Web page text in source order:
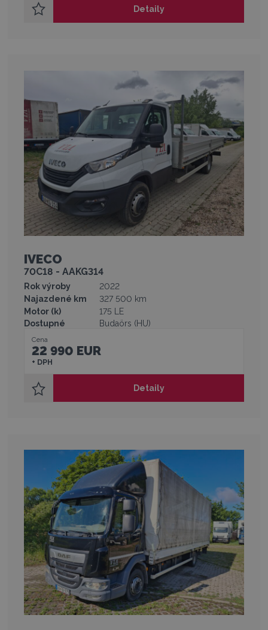
Detaily
IVECO
70C18 - AAKG314
Rok výroby
2022
Najazdené km
327 500 km
Motor (k)
175 LE
Dostupné
Budaörs (HU)
Cena
22 990 EUR
+ DPH
Detaily